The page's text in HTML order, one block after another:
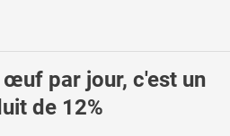
œuf par jour, c'est un
de 12%